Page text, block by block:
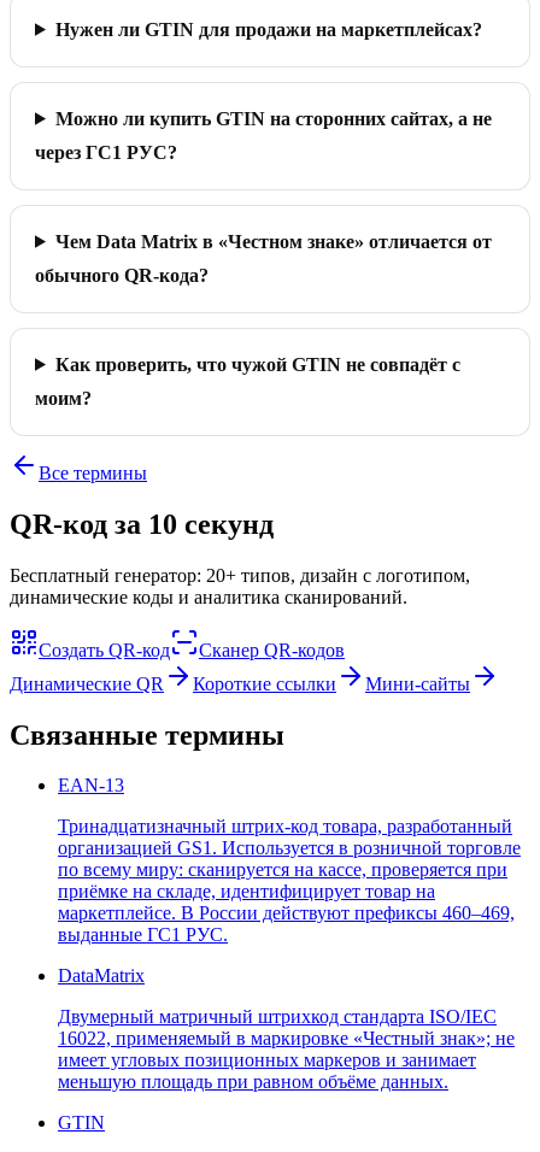
Нужен ли GTIN для продажи на маркетплейсах?
Можно ли купить GTIN на сторонних сайтах, а не
через ГС1 РУС?
Чем Data Matrix в «Честном знаке» отличается от
обычного QR-кода?
Как проверить, что чужой GTIN не совпадёт с
моим?
Все термины
QR-код за 10 секунд
Бесплатный генератор: 20+ типов, дизайн с логотипом,
динамические коды и аналитика сканирований.
Создать QR-код
Сканер QR-кодов
Динамические QR
Короткие ссылки Мини-сайты
Связанные термины
EAN-13
Тринадцатизначный штрих-код товара, разработанный
организацией GS1. Используется в розничной торговле
по всему миру: сканируется на кассе, проверяется при
приёмке на складе, идентифицирует товар на
маркетплейсе. В России действуют префиксы 460–469,
выданные ГС1 РУС.
DataMatrix
Двумерный матричный штрихкод стандарта ISO/IEC
16022, применяемый в маркировке «Честный знак»; не
имеет угловых позиционных маркеров и занимает
меньшую площадь при равном объёме данных.
GTIN